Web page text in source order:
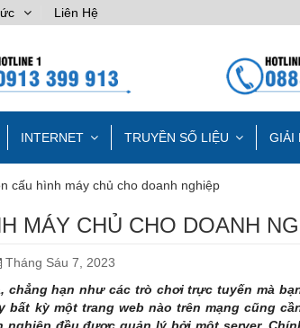
Liên Hệ
INTERNET TRUYỀN SỐ LIỆU GIẢI
cấu hình máy chủ cho doanh nghiệp
MÁY CHỦ CHO DOANH
Tháng Sáu 7, 2023
hạn như các trò chơi trực tuyến mà
kỳ một trang web nào trên mạng cũng